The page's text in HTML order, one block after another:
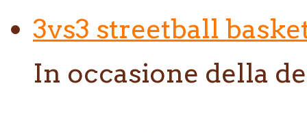
3vs3 streetball
In occasione della